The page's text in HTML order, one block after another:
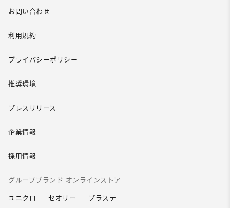
お問い合わせ
利用規約
プライバシーポリシー
推奨環境
プレスリリース
企業情報
採用情報
グループブランド オンラインストア
ユニクロ セオリー プラステ